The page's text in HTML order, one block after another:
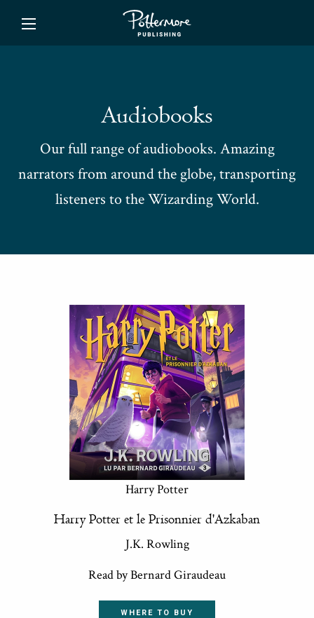
Audiobooks
Our full range of audiobooks. Amazing
narrators from around the globe, transporting
listeners to the Wizarding World.
Harry Potter
Harry Potter et le Prisonnier d'Azkaban
J.K. Rowling
Read by Bernard Giraudeau
WHERE TO BUY